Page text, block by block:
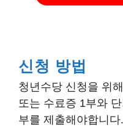
신청 방법
청년수당 신청을 위
또는 수료증 1부와
부를 제출해야합니